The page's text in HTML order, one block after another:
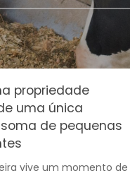
propriedade
uma única
de pequenas
vive um momento de